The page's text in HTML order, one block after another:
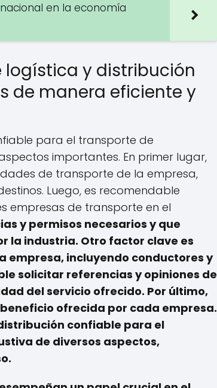
en la economía
logística y distribución
de manera eficiente y
para el transporte de
importantes. En primer lugar,
de transporte de la empresa,
Luego, es recomendable
empresas de transporte en el
y permisos necesariosy que
la industria. Otro factor clave es
empresa, incluyendo conductores y
solicitar referencias y opiniones de
del servicio ofrecido. Por último,
ofrecida por cada empresa.
confiable para el
de diversos aspectos,